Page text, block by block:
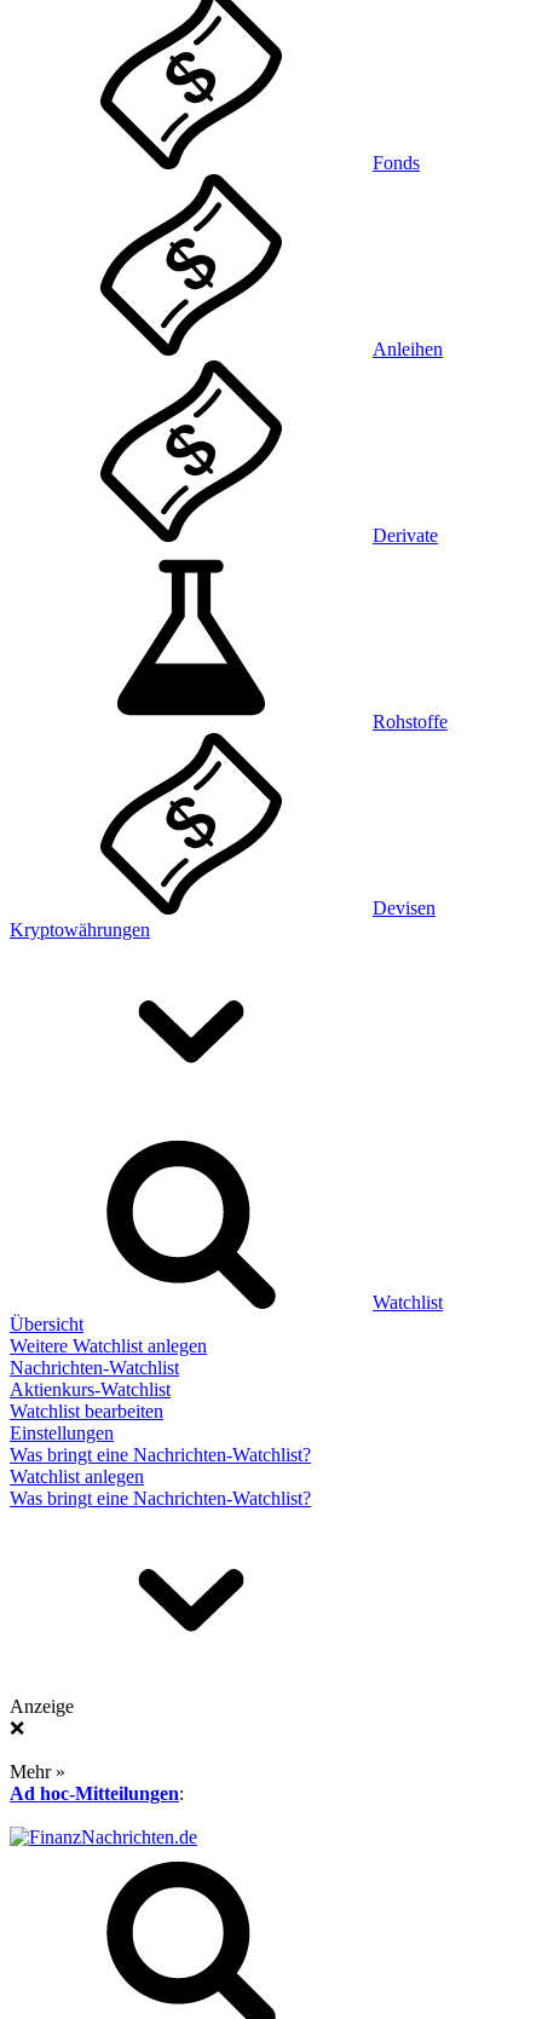
Fonds
Anleihen
Derivate
Rohstoffe
Devisen
Kryptowährungen
Watchlist
Übersicht
Weitere Watchlist anlegen
Nachrichten-Watchlist
Aktienkurs-Watchlist
Watchlist bearbeiten
Einstellungen
Was bringt eine Nachrichten-Watchlist?
Watchlist anlegen
Was bringt eine Nachrichten-Watchlist?
Anzeige
❌
Mehr »
Ad hoc-Mitteilungen: